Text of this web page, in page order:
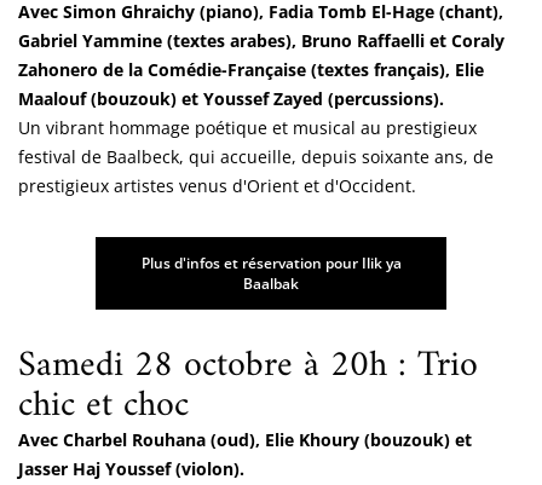
Avec Simon Ghraichy (piano), Fadia Tomb El-Hage (chant),
Gabriel Yammine (textes arabes), Bruno Raffaelli et Coraly
Zahonero de la Comédie-Française (textes français), Elie
Maalouf (bouzouk) et Youssef Zayed (percussions).
Un vibrant hommage poétique et musical au prestigieux
festival de Baalbeck, qui accueille, depuis soixante ans, de
prestigieux artistes venus d'Orient et d'Occident.
Plus d'infos et réservation pour Ilik ya
Baalbak
Samedi 28 octobre à 20h : Trio
chic et choc
Avec Charbel Rouhana (oud), Elie Khoury (bouzouk) et
Jasser Haj Youssef (violon).